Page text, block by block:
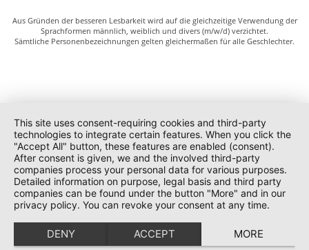
Aus Gründen der besseren Lesbarkeit wird auf die gleichzeitige Verwendung der
Sprachformen männlich, weiblich und divers (m/w/d) verzichtet.
Sämtliche Personenbezeichnungen gelten gleichermaßen für alle Geschlechter.
This site uses consent-requiring cookies and third-party
technologies to integrate certain features. When you click the
"Accept All" button, these features are enabled (consent).
After consent is given, we and the involved third-party
companies process your personal data for various purposes.
Detailed information on purpose, legal basis and third party
companies can be found under the button "More" and in our
privacy policy. You can revoke your consent at any time.
DENY ACCEPT MORE